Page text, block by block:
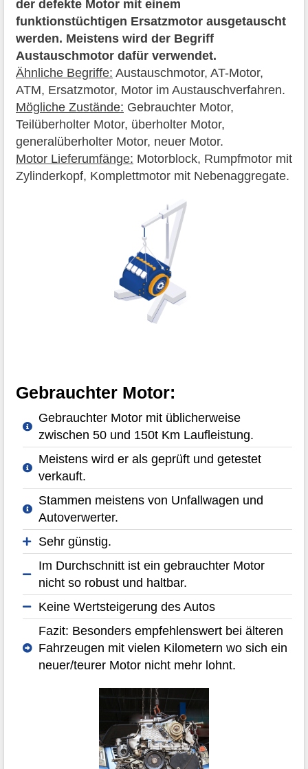
der defekte Motor mit einem
funktionstüchtigen Ersatzmotor ausgetauscht
werden. Meistens wird der Begriff
Austauschmotor dafür verwendet.
Ähnliche Begriffe: Austauschmotor, AT-Motor,
ATM, Ersatzmotor, Motor im Austauschverfahren.
Mögliche Zustände: Gebrauchter Motor,
Teilüberholter Motor, überholter Motor,
generalüberholter Motor, neuer Motor.
Motor Lieferumfänge: Motorblock, Rumpfmotor mit
Zylinderkopf, Komplettmotor mit Nebenaggregate.
Gebrauchter Motor:
Gebrauchter Motor mit üblicherweise
zwischen 50 und 150t Km Laufleistung.
Meistens wird er als geprüft und getestet
verkauft.
Stammen meistens von Unfallwagen und
Autoverwerter.
Sehr günstig.
Im Durchschnitt ist ein gebrauchter Motor
nicht so robust und haltbar.
Keine Wertsteigerung des Autos
Fazit: Besonders empfehlenswert bei älteren
Fahrzeugen mit vielen Kilometern wo sich ein
neuer/teurer Motor nicht mehr lohnt.